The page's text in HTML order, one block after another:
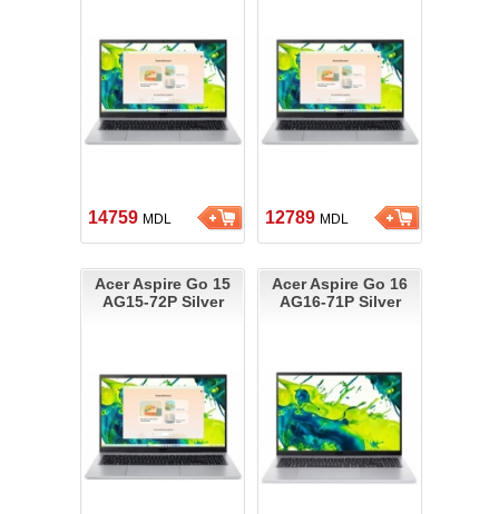
14759 MDL 12789 MDL
Acer Aspire Go 15
AG15-72P Silver
Acer Aspire Go 16
AG16-71P Silver